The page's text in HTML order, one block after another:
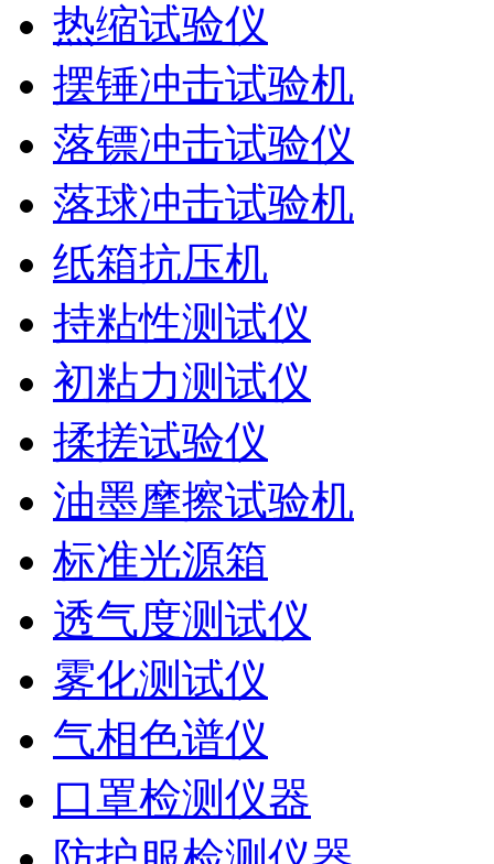
热缩试验仪
摆锤冲击试验机
落镖冲击试验仪
落球冲击试验机
纸箱抗压机
持粘性测试仪
初粘力测试仪
揉搓试验仪
油墨摩擦试验机
标准光源箱
透气度测试仪
雾化测试仪
气相色谱仪
口罩检测仪器